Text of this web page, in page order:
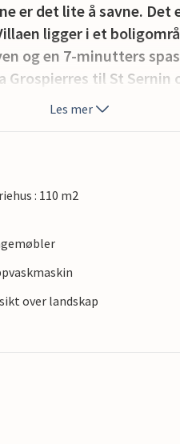
er det lite å savne. Det
ligger i et
og en 7-minutters
til St Sernin
for kanoer i
Les mer
: 110 m2
over landskap